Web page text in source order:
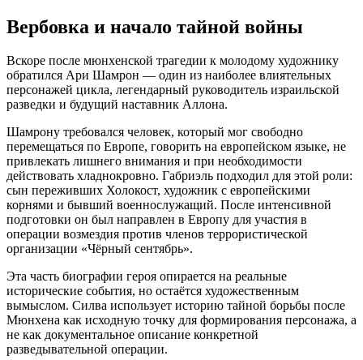
Вербовка и начало тайной войны
Вскоре после мюнхенской трагедии к молодому художнику
обратился Ари Шамрон — один из наиболее влиятельных
персонажей цикла, легендарный руководитель израильской
разведки и будущий наставник Аллона.
Шамрону требовался человек, который мог свободно
перемещаться по Европе, говорить на европейском языке, не
привлекать лишнего внимания и при необходимости
действовать хладнокровно. Габриэль подходил для этой роли:
сын переживших Холокост, художник с европейскими
корнями и бывший военнослужащий. После интенсивной
подготовки он был направлен в Европу для участия в
операции возмездия против членов террористической
организации «Чёрный сентябрь».
Эта часть биографии героя опирается на реальные
исторические события, но остаётся художественным
вымыслом. Силва использует историю тайной борьбы после
Мюнхена как исходную точку для формирования персонажа, а
не как документальное описание конкретной
разведывательной операции.